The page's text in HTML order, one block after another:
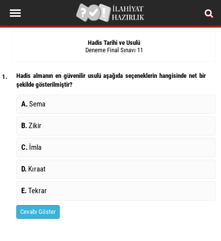
Hadis Tarihi ve Usulü
Deneme Final Sınavı 11
1.
Hadis almanın en güvenilir usulü aşağıda seçeneklerin hangisinde net bir
şekilde gösterilmiştir?
A.Sema
B.Zikir
C. İmla
D. Kıraat
E.Tekrar
Cevabı Göster